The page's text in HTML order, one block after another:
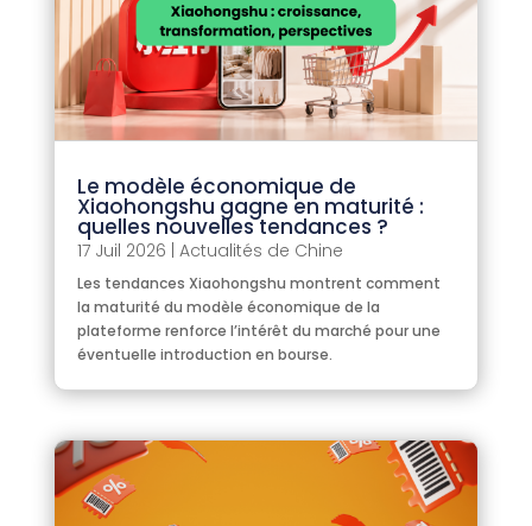
Le modèle économique de
Xiaohongshu gagne en maturité :
quelles nouvelles tendances ?
17 Juil 2026 Actualités de Chine
Les tendances Xiaohongshu montrent comment
la maturité du modèle économique de la
plateforme renforce l’intérêt du marché pour une
éventuelle introduction en bourse.